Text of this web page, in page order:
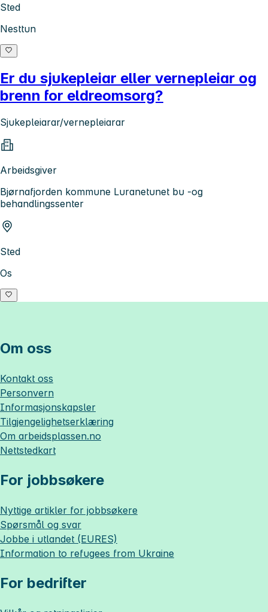
Sted
Nesttun
Er du sjukepleiar eller vernepleiar og
brenn for eldreomsorg?
Sjukepleiarar/vernepleiarar
Arbeidsgiver
Bjørnafjorden kommune Luranetunet bu -og
behandlingssenter
Sted
Os
Om oss
Kontakt oss
Personvern
Informasjonskapsler
Tilgjengelighetserklæring
Om arbeidsplassen.no
Nettstedkart
For jobbsøkere
Nyttige artikler for jobbsøkere
Spørsmål og svar
Jobbe i utlandet (EURES)
Information to refugees from Ukraine
For bedrifter